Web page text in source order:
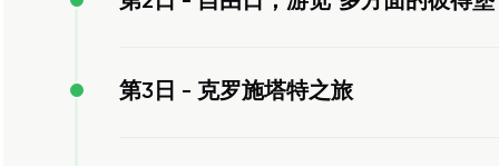
第3日 - 克罗施塔特之旅